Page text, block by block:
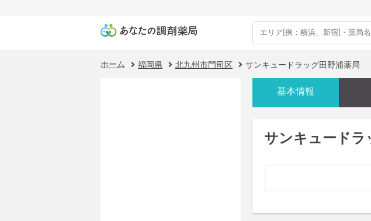
ホーム 福岡県 北九州市門司区 サンキュードラッグ田野浦薬局
基本情報
サンキュードラ